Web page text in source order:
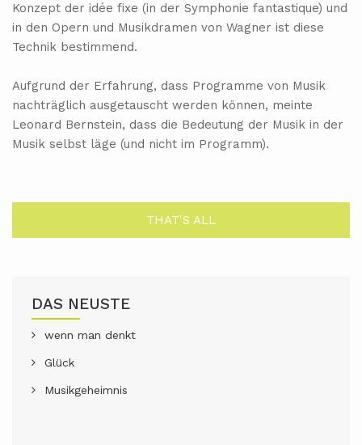
Konzept der idée fixe (in der Symphonie fantastique) und
in den Opern und Musikdramen von Wagner ist diese
Technik bestimmend.
Aufgrund der Erfahrung, dass Programme von Musik
nachträglich ausgetauscht werden können, meinte
Leonard Bernstein, dass die Bedeutung der Musik in der
Musik selbst läge (und nicht im Programm).
THAT'S ALL
DAS NEUSTE
wenn man denkt
Glück
Musikgeheimnis